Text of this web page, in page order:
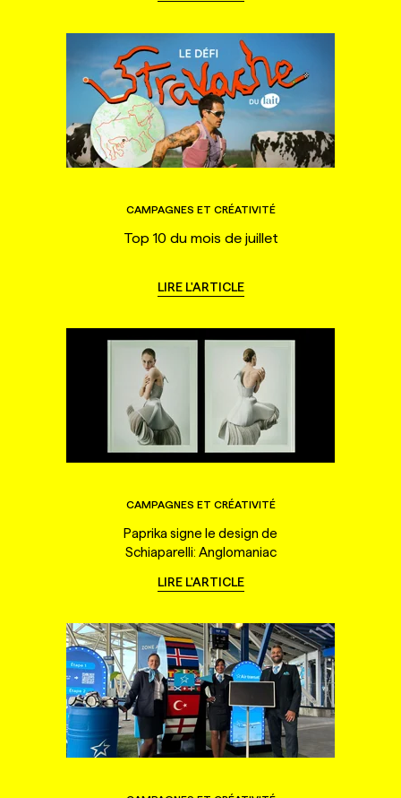
CAMPAGNES ET CRÉATIVITÉ
Top 10 du mois de juillet
LIRE L'ARTICLE
CAMPAGNES ET CRÉATIVITÉ
Paprika signe le design de
Schiaparelli: Anglomaniac
LIRE L'ARTICLE